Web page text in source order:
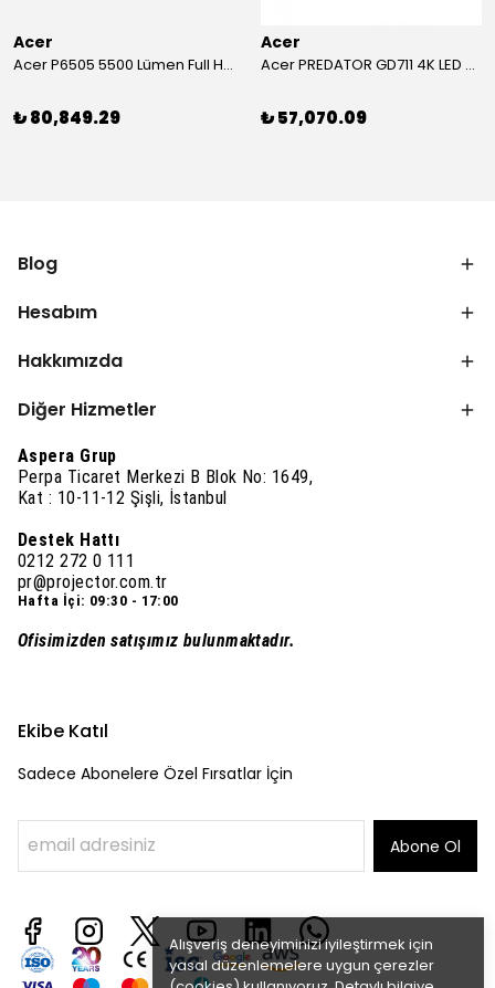
Alışveriş deneyiminizi iyileştirmek için
yasal düzenlemelere uygun çerezler
Acer
Acer P6505 5500 Lümen Full HD Toplantı Odası Projeksiyonu
₺ 80,849.29
Acer
Acer PREDATOR GD711 4K LED Projeksiyon
₺ 57,070.09
Blog
Hesabım
Hakkımızda
Diğer Hizmetler
Aspera Grup
Perpa Ticaret Merkezi B Blok No: 1649,
Kat : 10-11-12 Şişli, İstanbul
Destek Hattı
0212 272 0 111
pr@projector.com.tr
Hafta İçi: 09:30 - 17:00
Ofisimizden satışımız bulunmaktadır.
Ekibe Katıl
Sadece Abonelere Özel Fırsatlar İçin
Abone Ol